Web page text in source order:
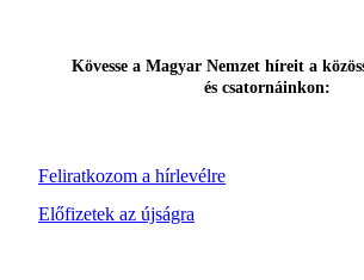
Feliratkozom a hírlevélre
Kövesse a Magyar Nemzet híreit a
és csatornáinkon:
Előfizetek az újságra